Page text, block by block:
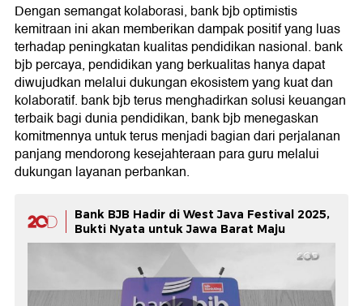
Dengan semangat kolaborasi, bank bjb optimistis
kemitraan ini akan memberikan dampak positif yang luas
terhadap peningkatan kualitas pendidikan nasional. bank
bjb percaya, pendidikan yang berkualitas hanya dapat
diwujudkan melalui dukungan ekosistem yang kuat dan
kolaboratif. bank bjb terus menghadirkan solusi keuangan
terbaik bagi dunia pendidikan, bank bjb menegaskan
komitmennya untuk terus menjadi bagian dari perjalanan
panjang mendorong kesejahteraan para guru melalui
dukungan layanan perbankan.
Bank BJB Hadir di West Java Festival 2025,
Bukti Nyata untuk Jawa Barat Maju